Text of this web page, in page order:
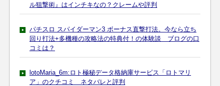
ル狙撃術』はインチキなの？クレームや評判
パチスロ スパイダーマン3 ボーナス直撃打法。今なら立ち
回り打法+多機種の攻略法の特典付！の体験談 ブログの口
コミは？
lotoMaria_6m:ロト極秘データ格納庫サービス「ロトマリ
ア」のクチコミ ネタバレと評判